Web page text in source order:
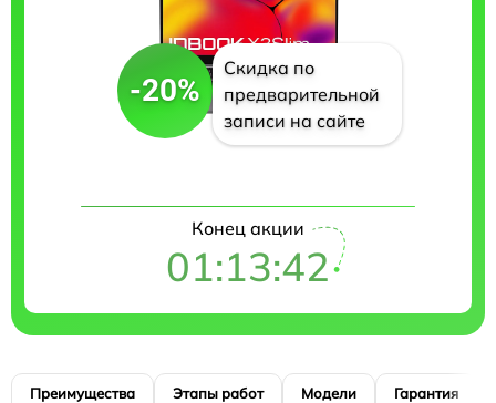
-20%
Скидка по
предварительной
записи на сайте
Конец акции
01:13:41
Преимущества Этапы работ Модели Гарантия